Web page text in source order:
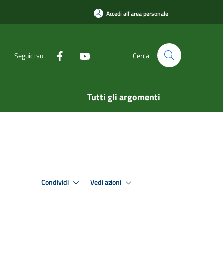
Accedi all'area personale
Seguici su Cerca
Tutti gli argomenti
Condividi Vedi azioni